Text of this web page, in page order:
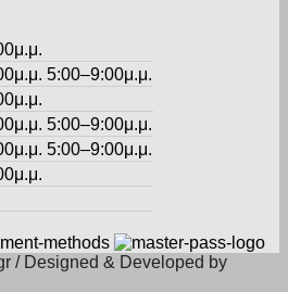
5:00–9:00μ.μ.
5:00–9:00μ.μ.
5:00–9:00μ.μ.
/ Designed & Developed by